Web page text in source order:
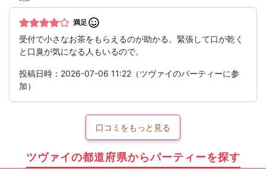
満足
受付で小さなお茶をもらえるのが助かる。緊張して口が乾く
と口臭が気になる人もいるので。
投稿日時：2026-07-06 11:22（ツヴァイのパーティーに参
加）
口コミをもっと見る
ツヴァイの都道府県からパーティーを探す